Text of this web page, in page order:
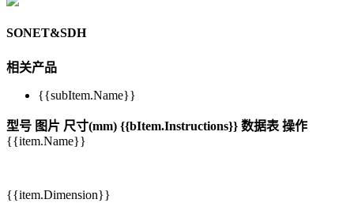
SONET&SDH
相关产品
{{subItem.Name}}
型号 图片 尺寸(mm) {{bItem.Instructions}} 数据表 操作
{{item.Name}}
{{item.Dimension}}